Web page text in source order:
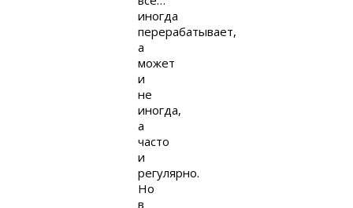
иногда
перерабатывает,
а
может
и
не
иногда,
а
часто
и
регулярно.
Но
в